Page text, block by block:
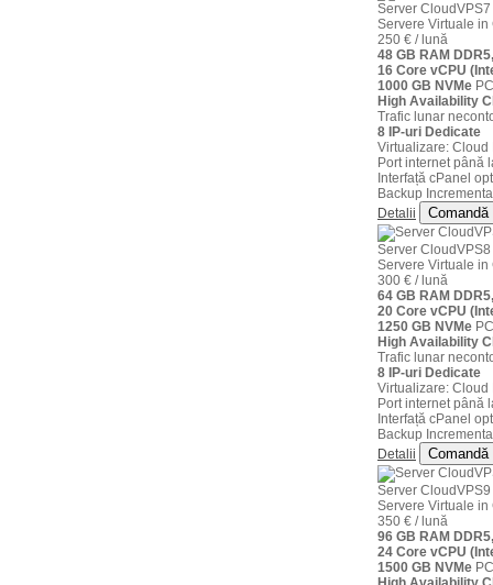
Server CloudVPS7
Servere Virtuale in
250 € / lună
48 GB RAM
16 Core vCPU
1000 GB NVMe
High Availability
Trafic lunar
8 IP-uri Dedicate
Virtualizare: Cloud
Port internet până
Interfață cPanel
Backup
Detalii
Comandă
Server CloudVPS8
Servere Virtuale in
300 € / lună
64 GB RAM
20 Core vCPU
1250 GB NVMe
High Availability
Trafic lunar
8 IP-uri Dedicate
Virtualizare: Cloud
Port internet până
Interfață cPanel
Backup
Detalii
Comandă
Server CloudVPS9
Servere Virtuale in
350 € / lună
96 GB RAM
24 Core vCPU
1500 GB NVMe